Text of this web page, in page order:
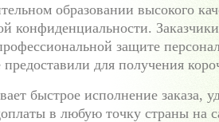
образовании высокого
конфиденциальности.
защите
для получения
быстрое исполнение заказа,
в любую точку страны на